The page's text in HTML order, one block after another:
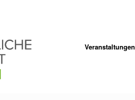
Veranstaltungen